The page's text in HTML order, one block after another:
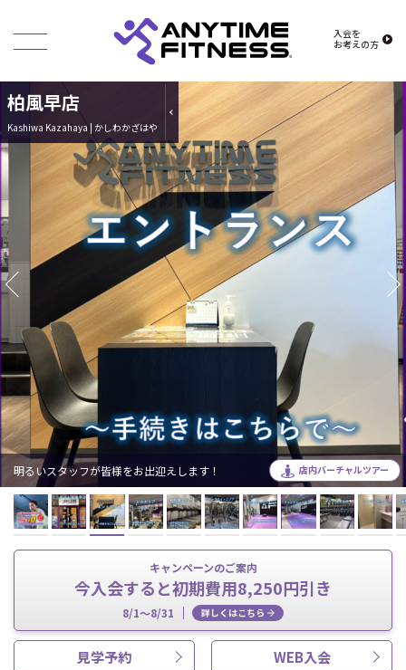
入会を
お考えの方
柏風早店
Kashiwa Kazahaya | かしわかざはや
店内バーチャルツアー
初心者も安心！無料のマシン説明も実施中★
キャンペーンのご案内
今入会すると初期費用8,250円引き
8/1～8/31 詳しくはこちら
見学予約 WEB入会